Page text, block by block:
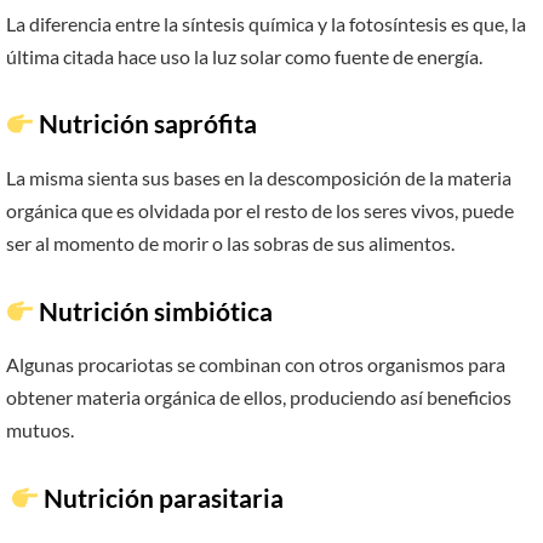
La diferencia entre la síntesis química y la fotosíntesis es que, la
última citada hace uso la luz solar como fuente de energía.
Nutrición saprófita
La misma sienta sus bases en la descomposición de la materia
orgánica que es olvidada por el resto de los seres vivos, puede
ser al momento de morir o las sobras de sus alimentos.
Nutrición simbiótica
Algunas procariotas se combinan con otros organismos para
obtener materia orgánica de ellos, produciendo así beneficios
mutuos.
Nutrición parasitaria